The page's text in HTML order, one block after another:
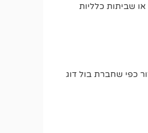
או שביתות כלליות
כפי שחברת בול דוג